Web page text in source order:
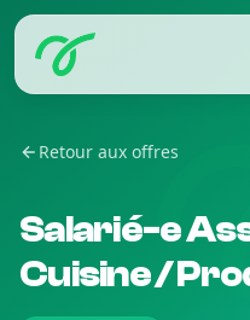
Retour aux offres
Salarié-e
Cuisine /